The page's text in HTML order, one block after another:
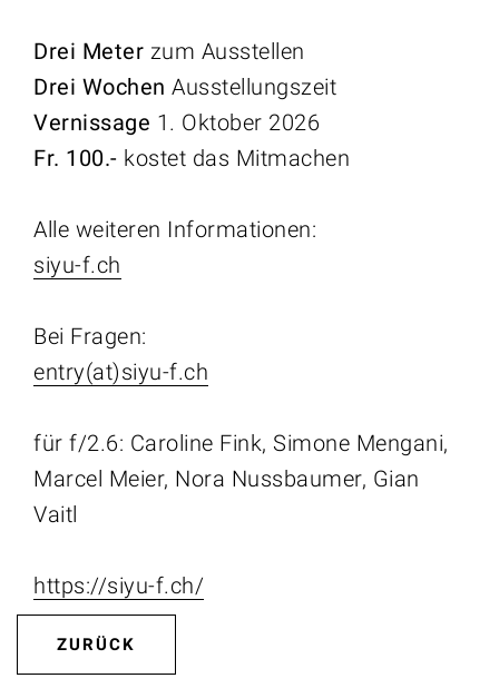
Drei Meter zum Ausstellen
Drei Wochen Ausstellungszeit
Vernissage 1. Oktober 2026
Fr. 100.- kostet das Mitmachen
Alle weiteren Informationen:
siyu-f.ch
Bei Fragen:
entry(at)siyu-f.ch
für f/2.6: Caroline Fink, Simone Mengani,
Marcel Meier, Nora Nussbaumer, Gian
Vaitl
https://siyu-f.ch/
ZURÜCK